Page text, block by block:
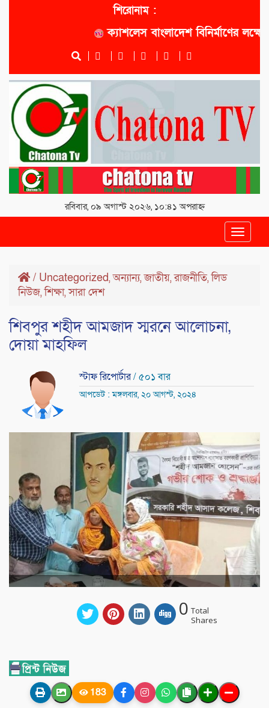
শিরোনাম :
ক্যাশলেস বাংলাদেশ বিনির্মাণের লক্ষ্যে
রবিবার, ০৯ অগাস্ট ২০২৬, ১০:৪১ অপরাহ্ন
Toggle
/ Uncategorized,অন্যান্য,জাতীয়,রাজনীতি,লিড
নিউজ,শিক্ষা,সারা দেশ
শিবপুর শহীদ আমজাদ স্মরনে আলোচনা,
দোয়া মাহফিল
স্টাফ রিপোর্টার/ ৫০১ বার
আপডেট : মঙ্গলবার, ২০ আগস্ট, ২০২৪
0 Total
Shares
183